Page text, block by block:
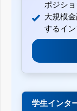
ポジショ
大規模
するイ
学生インタ